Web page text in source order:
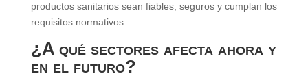
productos sanitarios sean fiables, seguros y cumplan los
requisitos normativos.
¿A qué sectores afecta ahora y
en el futuro?